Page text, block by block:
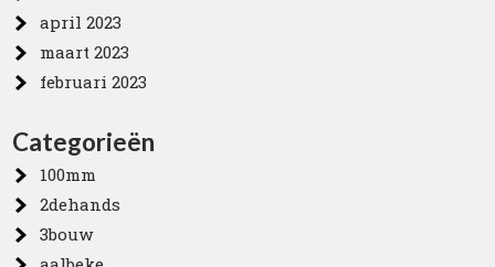
april 2023
maart 2023
februari 2023
Categorieën
100mm
2dehands
3bouw